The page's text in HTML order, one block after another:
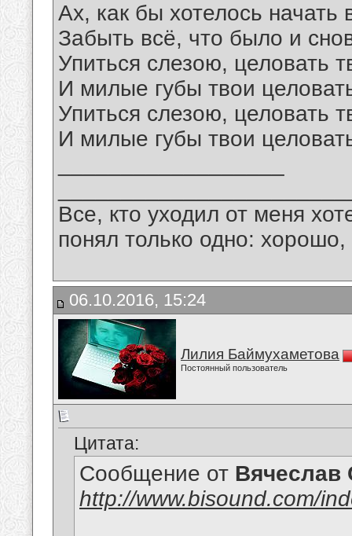
Ах, как бы хотелось начать
Забыть всё, что было и
Упиться слезою, целовать
И милые губы твои
Упиться слезою, целовать
И милые губы твои
Все, кто уходил от меня
понял только одно:
06.10.2016, 15:24
Лилия Баймухаметова
Постоянный пользователь
Цитата:
Сообщение от Вячеслав
http://www.bisound.com/